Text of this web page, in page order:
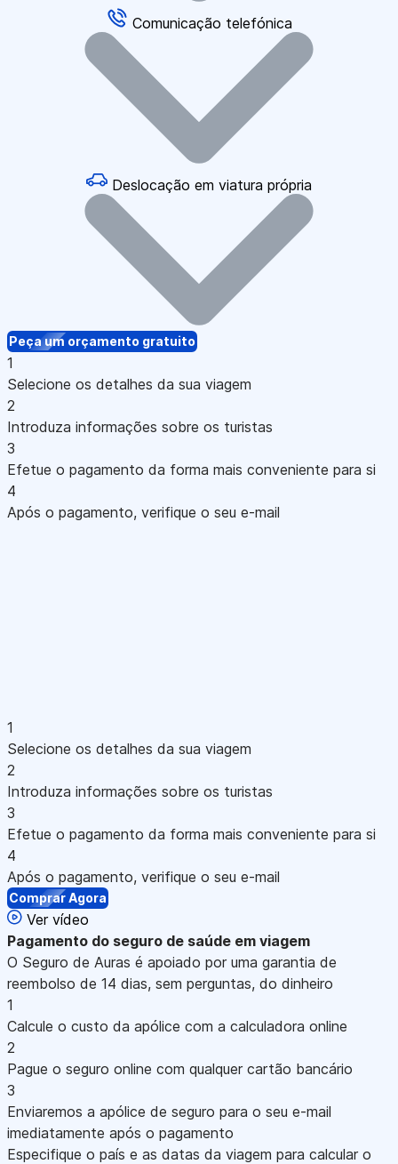
Comunicação telefónica
Deslocação em viatura própria
Peça um orçamento gratuito
1
Selecione os detalhes da sua viagem
2
Introduza informações sobre os turistas
3
Efetue o pagamento da forma mais conveniente para si
4
Após o pagamento, verifique o seu e-mail
1
Selecione os detalhes da sua viagem
2
Introduza informações sobre os turistas
3
Efetue o pagamento da forma mais conveniente para si
4
Após o pagamento, verifique o seu e-mail
Comprar Agora
Ver vídeo
Pagamento do seguro de saúde em viagem
O Seguro de Auras é apoiado por uma garantia de
reembolso de 14 dias, sem perguntas, do dinheiro
1
Calcule o custo da apólice com a calculadora online
2
Pague o seguro online com qualquer cartão bancário
3
Enviaremos a apólice de seguro para o seu e-mail
imediatamente após o pagamento
Especifique o país e as datas da viagem para calcular o